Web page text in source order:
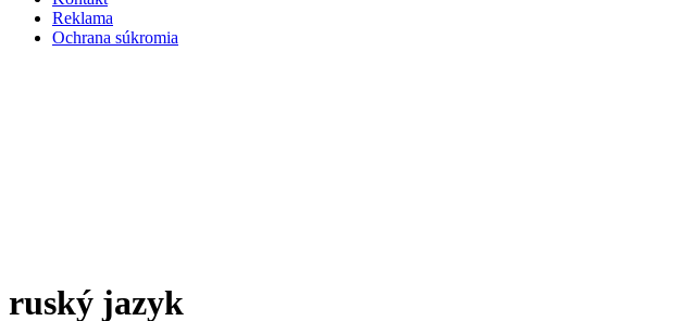
Reklama
Ochrana súkromia
ruský jazyk